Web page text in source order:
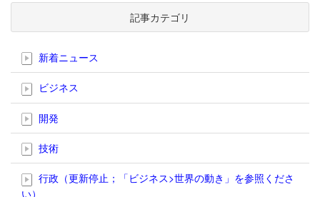
記事カテゴリ
新着ニュース
ビジネス
開発
技術
行政（更新停止；「ビジネス>世界の動き」を参照くださ
い）